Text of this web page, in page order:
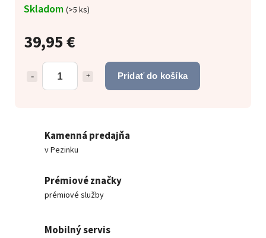
39,95 €
Pridať do košíka
Skladom (>5 ks)
Kamenná predajňa
v Pezinku
Prémiové značky
prémiové služby
Mobilný servis